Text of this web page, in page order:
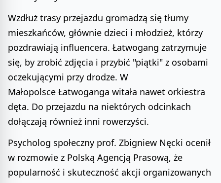
Wzdłuż trasy przejazdu gromadzą się tłumy
mieszkańców, głównie dzieci i młodzież, którzy
pozdrawiają influencera. Łatwogang zatrzymuje
się, by zrobić zdjęcia i przybić "piątki" z osobami
oczekującymi przy drodze. W
Małopolsce Łatwoganga witała nawet orkiestra
dęta. Do przejazdu na niektórych odcinkach
dołączają również inni rowerzyści.
Psycholog społeczny prof. Zbigniew Nęcki ocenił
w rozmowie z Polską Agencją Prasową, że
popularność i skuteczność akcji organizowanych